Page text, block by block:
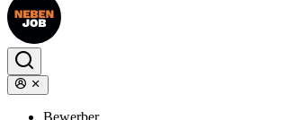
Bewerber